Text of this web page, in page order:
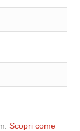
Scopri come